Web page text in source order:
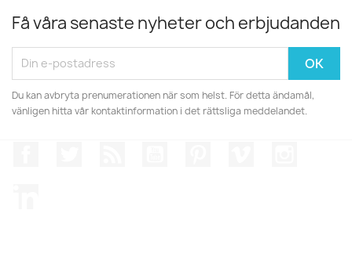
Få våra senaste nyheter och erbjudanden
Du kan avbryta prenumerationen när som helst. För detta ändamål,
vänligen hitta vår kontaktinformation i det rättsliga meddelandet.